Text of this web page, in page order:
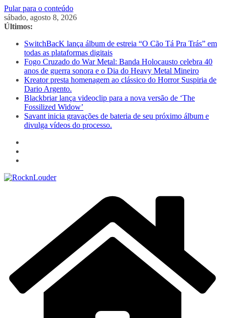
Pular para o conteúdo
sábado, agosto 8, 2026
Últimos:
SwitchBacK lança álbum de estreia “O Cão Tá Pra Trás” em
todas as plataformas digitais
Fogo Cruzado do War Metal: Banda Holocausto celebra 40
anos de guerra sonora e o Dia do Heavy Metal Mineiro
Kreator presta homenagem ao clássico do Horror Suspiria de
Dario Argento.
Blackbriar lança videoclip para a nova versão de ‘The
Fossilized Widow’
Savant inicia gravações de bateria de seu próximo álbum e
divulga vídeos do processo.